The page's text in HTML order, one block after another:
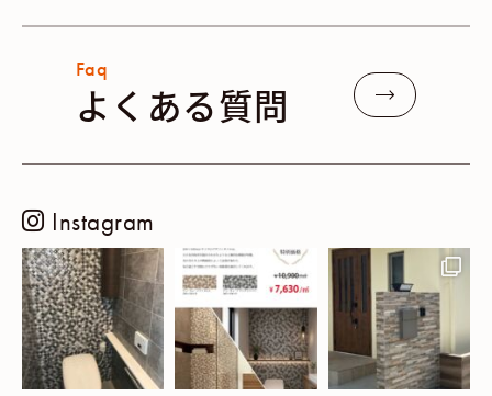
Faq
よくある質問
Instagram